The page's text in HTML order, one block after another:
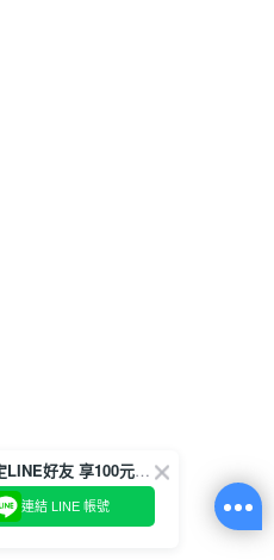
綁定LINE好友 享100元折價券
連結 LINE 帳號